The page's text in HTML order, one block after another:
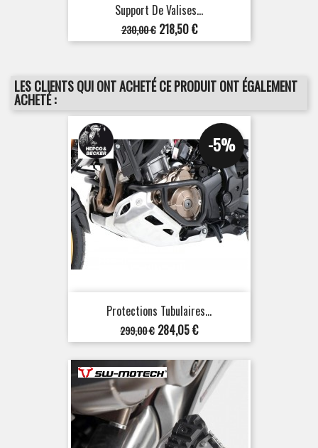
Support De Valises...
Prix
de
230,00 € Prix
218,50 €
LES CLIENTS QUI ONT ACHETÉ CE PRODUIT ONT ÉGALEMENT
ACHETÉ :
Protections Tubulaires...
Prix
de
base
299,00 €
-5%
Prix
284,05 €